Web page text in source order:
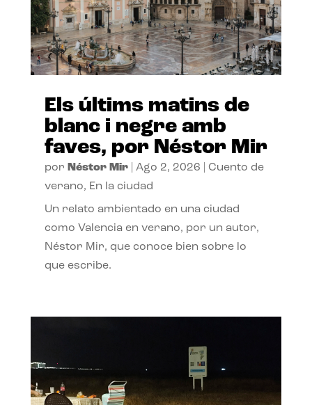
Els últims matins de
blanc i negre amb
faves, por Néstor Mir
por Néstor Mir| Ago 2, 2026
Cuento de
verano, En la ciudad
Un relato ambientado en una ciudad
como Valencia en verano, por un autor,
Néstor Mir, que conoce bien sobre lo
que escribe.